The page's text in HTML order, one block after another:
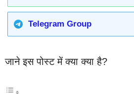
Telegram Group
जाने इस पोस्ट में क्या क्या है?